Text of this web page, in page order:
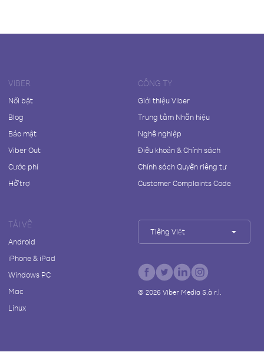
VIBER
Nổi bật
Blog
Bảo mật
Viber Out
Cước phí
Hỗ trợ
CÔNG TY
Giới thiệu Viber
Trung tâm Nhãn hiệu
Nghề nghiệp
Điều khoản & Chính sách
Chính sách Quyền riêng tư
Customer Complaints Code
TẢI VỀ
Android
iPhone & iPad
Windows PC
Mac
Linux
Tiếng Việt
© 2026Viber Media S.à r.l.